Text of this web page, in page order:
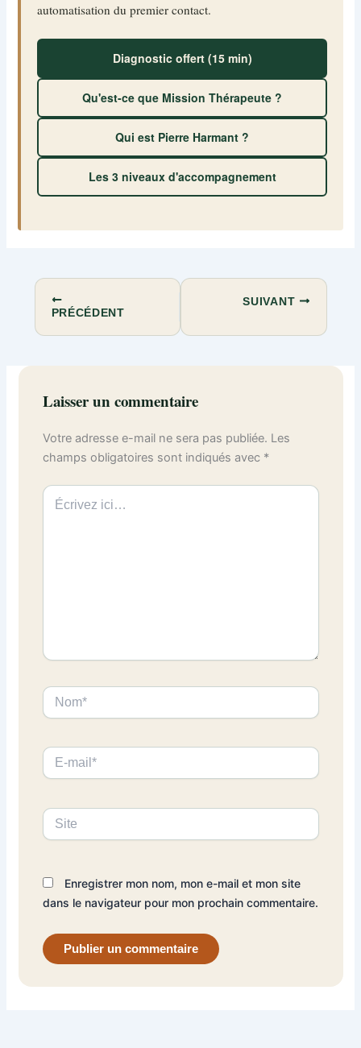
automatisation du premier contact.
Diagnostic offert (15 min)
Qu'est-ce que Mission Thérapeute ?
Qui est Pierre Harmant ?
Les 3 niveaux d'accompagnement
PRÉCÉDENT
SUIVANT
Laisser un commentaire
Votre adresse e-mail ne sera pas publiée. Les
champs obligatoires sont indiqués avec *
Écrivez
ici…
Nom*
E-
mail*
Site
Enregistrer mon nom, mon e-mail et mon site
dans le navigateur pour mon prochain commentaire.